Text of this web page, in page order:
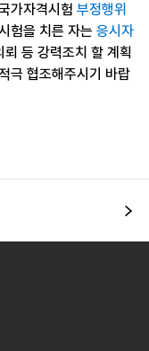
가자격시험 부정행위
험을 치른 자는 응시자
뢰 등 강력조치 할 계획
극 협조해주시기 바랍